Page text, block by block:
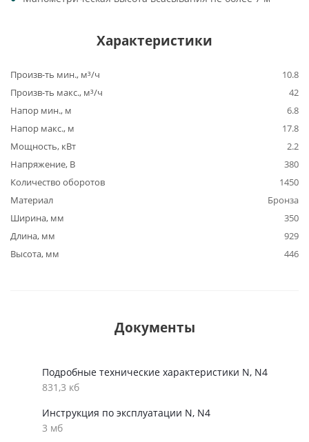
Характеристики
Произв-ть мин., м³/ч
10.8
Произв-ть макс., м³/ч
42
Напор мин., м
6.8
Напор макс., м
17.8
Мощность, кВт
2.2
Напряжение, В
380
Количество оборотов
1450
Материал
Бронза
Ширина, мм
350
Длина, мм
929
Высота, мм
446
Документы
Подробные технические характеристики N, N4
831,3 кб
Инструкция по эксплуатации N, N4
3 мб